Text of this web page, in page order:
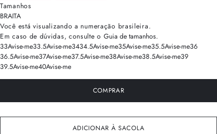
Tamanhos
BRAITA
Você está visualizando a numeração brasileira.
Em caso de dúvidas, consulte o Guia de tamanhos.
33Avise-me33.5Avise-me3434.5Avise-me35Avise-me35.5Avise-me36
36.5Avise-me37Avise-me37.5Avise-me38Avise-me38.5Avise-me39
39.5Avise-me40Avise-me
COMPRAR
ADICIONAR À SACOLA